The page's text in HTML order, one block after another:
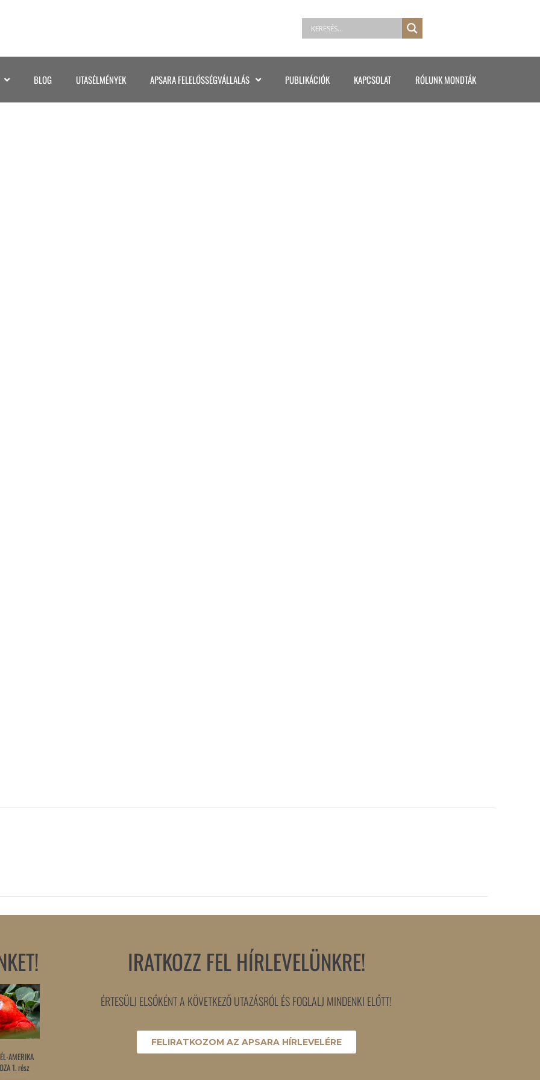
BLOG UTASÉLMÉNYEK APSARA FELELŐSSÉGVÁLLALÁS PUBLIKÁCIÓK KAPCSOLAT RÓLUNK MONDTÁK
AMERIKA
1. rész
IRATKOZZ FEL HÍRLEVELÜNKRE!
ÉRTESÜLJ ELSŐKÉNT A KÖVETKEZŐ UTAZÁSRÓL ÉS FOGLALJ MINDENKI ELŐTT!
FELIRATKOZOM AZ APSARA HÍRLEVELÉRE